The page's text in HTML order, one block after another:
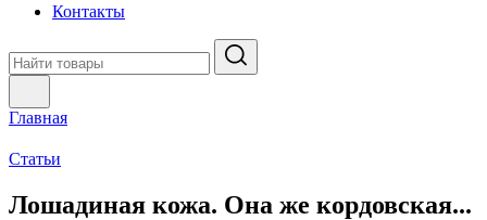
Контакты
Главная
Статьи
Лошадиная кожа. Она же кордовская...